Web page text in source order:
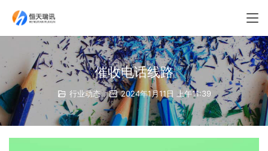
催收电话线路
行业动态 2024年1月11日 上午11:39